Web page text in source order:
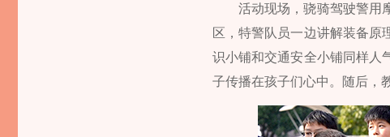
活动现场，骁骑驾驶警用
区，特警队员一边讲解装备原
识小铺和交通安全小铺同样人
子传播在孩子们心中。随后，